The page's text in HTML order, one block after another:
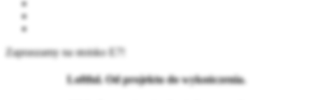
Zapraszamy na stoisko E7!
Loftful. Od projektu do wykończenia.